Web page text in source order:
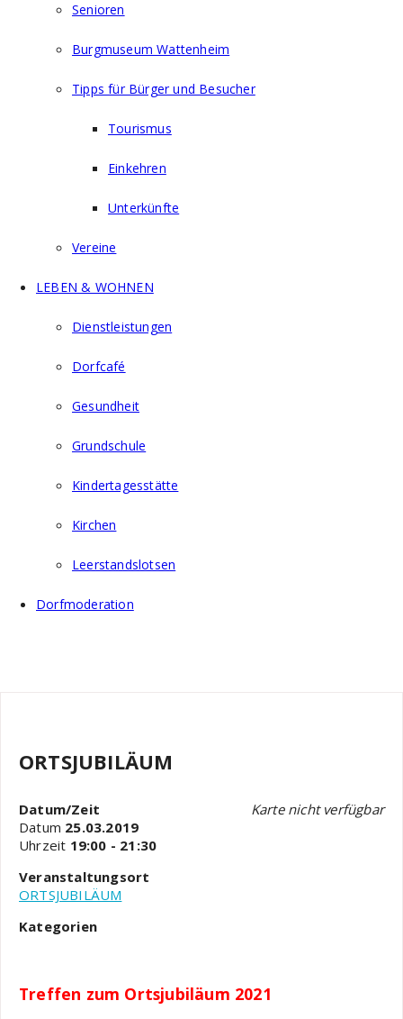
Senioren
Burgmuseum Wattenheim
Tipps für Bürger und Besucher
Tourismus
Einkehren
Unterkünfte
Vereine
LEBEN & WOHNEN
Dienstleistungen
Dorfcafé
Gesundheit
Grundschule
Kindertagesstätte
Kirchen
Leerstandslotsen
Dorfmoderation
ORTSJUBILÄUM
Karte nicht verfügbar
Datum/Zeit
Datum 25.03.2019
Uhrzeit 19:00 - 21:30
Veranstaltungsort
ORTSJUBILÄUM
Kategorien
Treffen zum Ortsjubiläum 2021